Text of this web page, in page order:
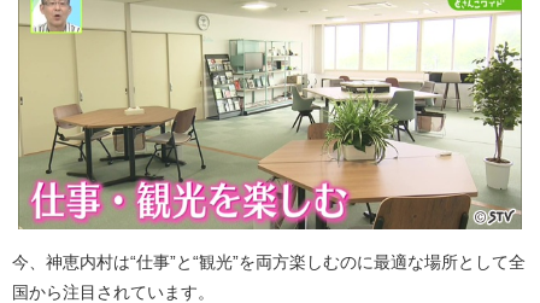
今、神恵内村は“仕事”と“観光”を両方楽しむのに最適な場所として全
国から注目されています。